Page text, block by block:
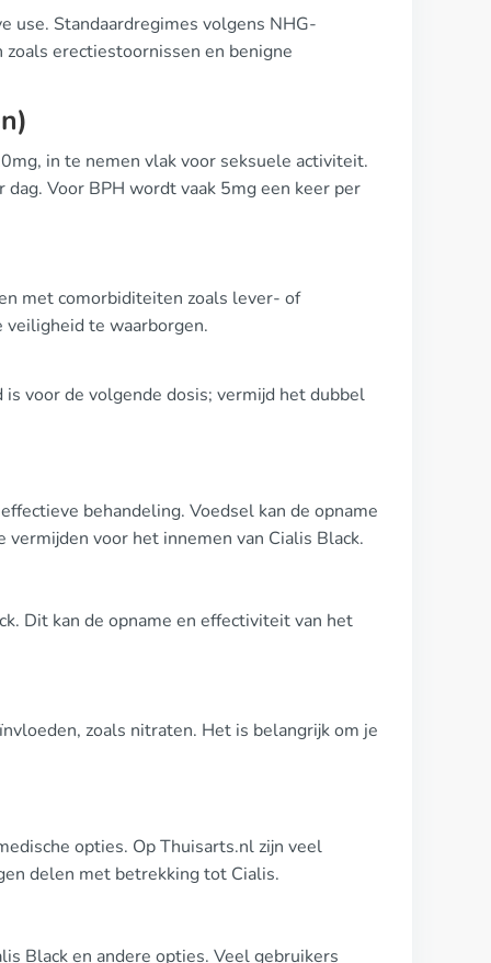
use. Standaardregimes volgens NHG-
erectiestoornissen en benigne
in te nemen vlak voor seksuele activiteit.
Voor BPH wordt vaak 5mg een keer per
met comorbiditeiten zoals lever- of
veiligheid te waarborgen.
voor de volgende dosis; vermijd het dubbel
behandeling. Voedsel kan de opname
voor het innemen van Cialis Black.
Dit kan de opname en effectiviteit van het
zoals nitraten. Het is belangrijk om je
opties. Op Thuisarts.nl zijn veel
delen met betrekking tot Cialis.
Black en andere opties. Veel gebruikers